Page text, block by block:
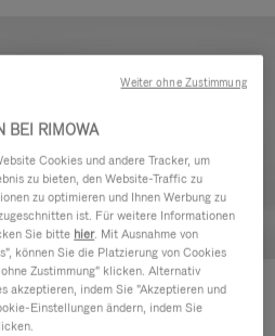
Never Still - Leder Rucksack
Large
BEI RIMOWA
Cookies und andere Tracker, um
zu bieten, den Website-Traffic zu
zu optimieren und Ihnen Werbung zu
ist. Für weitere Informationen
Sie bitte hier. Mit Ausnahme von
können Sie die Platzierung von Cookies
Zustimmung" klicken. Alternativ
akzeptieren, indem Sie "Akzeptieren und
Einstellungen ändern, indem Sie
Weiter ohne Zustimmung